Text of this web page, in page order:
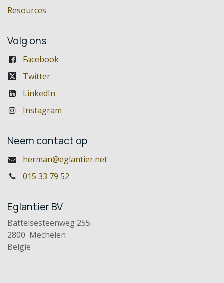
Resources
Volg ons
Facebook
Twitter
LinkedIn
Instagram
Neem contact op
herman@eglantier.net
015 33 79 52
Eglantier BV
Battelsesteenweg 255
2800 Mechelen
België